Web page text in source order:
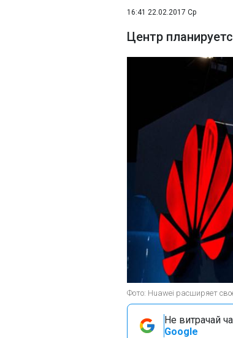
16:41 22.02.2017 Ср
Центр
Фото: Huawei расширяет
Не витрачай
Google